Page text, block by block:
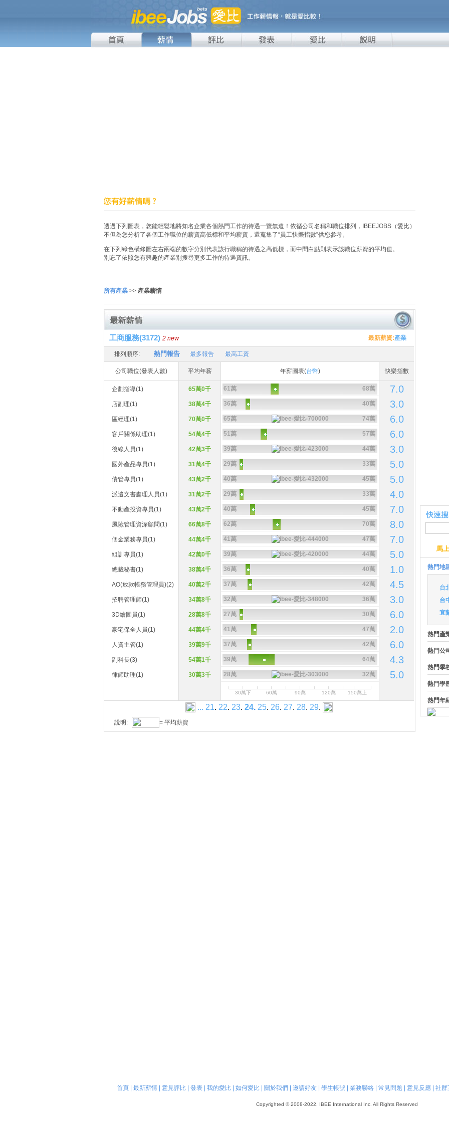
透過下列圖表，您能輕鬆地將知名企業各個熱門工作的待遇一覽無遺！依循公司名稱和職位排列，IBEEJOBS（愛比）
不但為您分析了各個工作職位的薪資高低標和平均薪資，還蒐集了“員工快樂指數”供您參考。
在下列綠色橫條圖左右兩端的數字分別代表該行職稱的待遇之高低標，而中間白點則表示該職位薪資的平均值。
別忘了依照您有興趣的產業別搜尋更多工作的待遇資訊。
所有產業 >> 產業薪情
工商服務(3172) 2 new 最新薪資:產業
排列順序: 熱門報告 最多報告 最高工資
公司職位(發表人數) 平均年薪 年薪圖表(台幣) 快樂指數
企劃指導(1) 65萬0千 61萬 68萬 7.0
店副理(1) 38萬4千 36萬 40萬 3.0
區經理(1) 70萬0千 65萬 74萬 6.0
客戶關係助理(1) 54萬4千 51萬 57萬 6.0
後線人員(1) 42萬3千 39萬 44萬 3.0
國外產品專員(1) 31萬4千 29萬 33萬 5.0
債管專員(1) 43萬2千 40萬 45萬 5.0
派遣文書處理人員(1) 31萬2千 29萬 33萬 4.0
不動產投資專員(1) 43萬2千 40萬 45萬 7.0
風險管理資深顧問(1) 66萬8千 62萬 70萬 8.0
個金業務專員(1) 44萬4千 41萬 47萬 7.0
組訓專員(1) 42萬0千 39萬 44萬 5.0
總裁秘書(1) 38萬4千 36萬 40萬 1.0
AO(放款帳務管理員)(2) 40萬2千 37萬 42萬 4.5
招聘管理師(1) 34萬8千 32萬 36萬 3.0
3D繪圖員(1) 28萬8千 27萬 30萬 6.0
豪宅保全人員(1) 44萬4千 41萬 47萬 2.0
人資主管(1) 39萬9千 37萬 42萬 6.0
副科長(3) 54萬1千 39萬 64萬 4.3
律師助理(1) 30萬3千 28萬 32萬 5.0
30萬下 60萬 90萬 120萬 150萬上
... 21. 22. 23. 24. 25. 26. 27. 28. 29.
說明: = 平均薪資
馬
熱門地
台
台
宜
熱門產
熱門公
熱門學
熱門學
熱門年
首頁| 最新薪情| 意見評比| 發表| 我的愛比| 如何愛比| 關於我們 邀請好友| 學生帳號| 業務聯絡| 常見問題 意見反應| 社群
Copyrighted © 2008-2022, IBEE International Inc. All Rights Reserved